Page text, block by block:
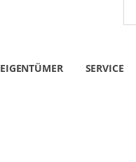
EIGENTÜMER SERVICE